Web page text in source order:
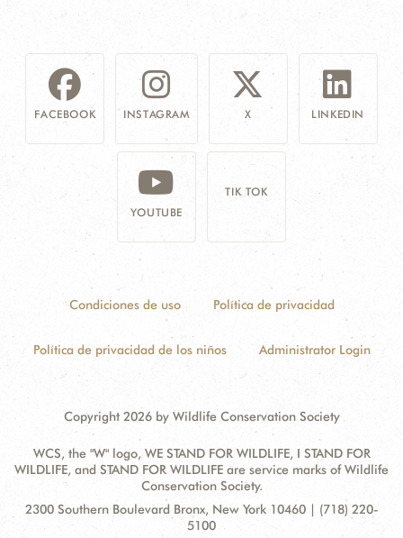
FACEBOOK INSTAGRAM X LINKEDIN
YOUTUBE
TIK TOK
Condiciones de uso Política de privacidad
Política de privacidad de los niños Administrator Login
Copyright 2026 by Wildlife Conservation Society
WCS, the "W" logo, WE STAND FOR WILDLIFE, I STAND FOR
WILDLIFE, and STAND FOR WILDLIFE are service marks of Wildlife
Conservation Society.
Contact
Address:
2300 Southern Boulevard Bronx, New York 10460 | (718) 220-
5100